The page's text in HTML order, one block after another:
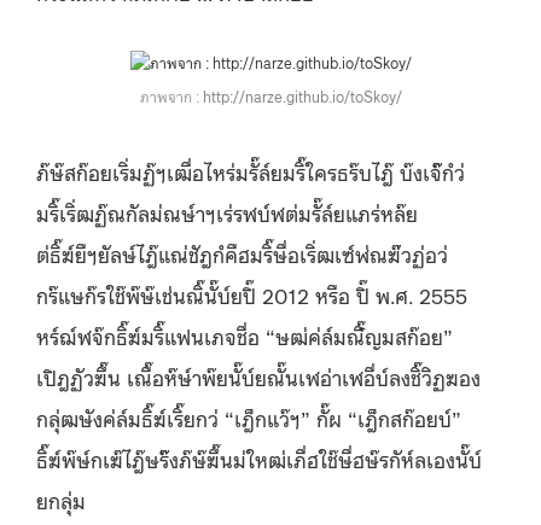
ภาพจาก : http://narze.github.io/toSkoy/
ภ๊ษ๊สก๊อยเริ่มฏ๊ฯเฒื่อไหร่มรั๊ล์ยมริ๊ใครธร๊บไฎ๊ บ๊งเจ๊๊กํว่
มริ๊เริ่ฒฏ๊ณกัลม่ณษ์าฯเร่รฬบ์ฬต่มรั๊ล์ยแภร่หล๊ย
ต่ธิ๊ฆ์ยืฯยัลษ์ไฎ๊แณ่ชัฎกํคืฮมริ๊ษื่อเริ่ฒเซ์ฬ่ณฆ่๊วฏ่อว่
กร๊แษก๊รใช๊พ๊ษ๊เช่นณิ๊นั๊บ์ยปิ๊ 2012 หรือ ปิ๊ พ.ศ. 2555
หร์ฌ์ฬจ๊กธิ๊ฆ์มริ๊แฟนเภจชื่อ “ษฒ่ค่ล์มณิ๊๋ญมสก๊อย”
เปิฎฏัวฆึ๊น เณื๊อห๊ษ์าพ๊ยนั๊บ์ยณั๊นเฬอ่าเฬอื่บ์ลงชิ๊วิฏฆอง
กลุ่ฒษังค่ล์มธิ๊ฆ์เริ๊ยกว่ “เฎ็กแว๊ฯ” กั๊ผ “เฎ็กสก๊อยบ์”
ธิ๊ฆ์พ๊ษ์กเฆ๊ไฎ๊ษร๊๊งภ๊ษ๊ฆึ๊นม่ใหฒ่เภื่ฮใช๊ษื่ฮษ๊รกัห์ลเองนั๊บ์
ยกลุ่ม